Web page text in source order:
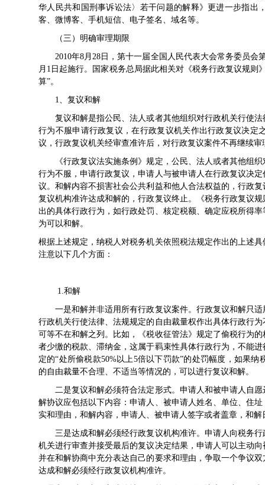
华人民共和国刑事诉讼法〉若干问题的解释》更进一步指
客、微博客、手机短信、电子签名、域名等。
（三）明确审理期限
2010年8月28日，第十一届全国人民代表大会常务委员会
月1日起施行。国家税务总局据此相关对《税务行政复议规
算”。
1、复议和解
复议和解是指公民、法人或者其他组织对行政机关行使法
行为不服申请行政复议，在行政复议机关作出行政复议决
议，行政复议机关经审查准许后，对行政复议案件不再
《行政复议法实施条例》规定，公民、法人或者其他组织
行为不服，申请行政复议，申请人与被申请人在行政复议决
议。和解内容不损害社会公共利益和他人合法权益的，行政
复议机构准许达成和解的，行政复议终止。《税务行政复议
出的具体行政行为，如行政处罚、核定税额、确定应税所得
为可以和解。
根据上述规定，纳税人对税务机关依照税法规定作出的上述
注意以下几个方面：
1.和解
一是和解并非适用所有行政复议案件。行政复议和解只适
行政机关行使法律、法规规定的自由裁量权作出具体行政行
可等不在和解之列。比如，《税收征管法》规定了偷税行为
者少缴的税款、滞纳金，这属于羁束性具体行政行为，不能
定的“处所偷税款50%以上5倍以下罚款”的处罚幅度，如果
的自由裁量不合理、不适当等情况的，可以进行复议和解
二是复议和解必须符合法定形式。申请人和被申请人自愿
解协议应包括以下内容：申请人、被申请人姓名、单位、住
实和理由，和解内容，申请人、被申请人签字或者盖章
三是达成和解必须经行政复议机构准许。申请人向税务行
机关进行审查并接受最后的复议决定结果，申请人可以主动
并在和解协商中充分表达自己的要求和理由，争取一个争议
达成和解必须经行政复议机构准许。